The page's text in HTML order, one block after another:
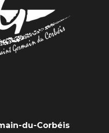
du-Corbéis